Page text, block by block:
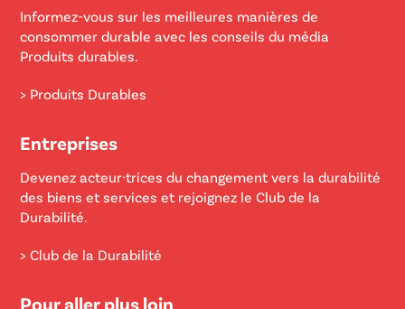
Informez-vous sur les meilleures manières de
consommer durable avec les conseils du média
Produits durables.
> Produits Durables
Entreprises
Devenez acteur·trices du changement vers la durabilité
des biens et services et rejoignez le Club de la
Durabilité.
> Club de la Durabilité
Pour aller plus loin